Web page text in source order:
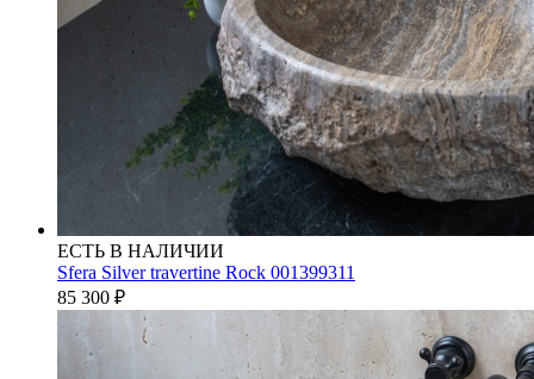
ЕСТЬ В НАЛИЧИИ
Sfera Silver travertine Rock 001399311
85 300 ₽